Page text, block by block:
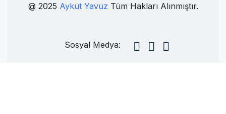
@ 2025 Aykut Yavuz Tüm Hakları Alınmıştır.
Sosyal Medya: